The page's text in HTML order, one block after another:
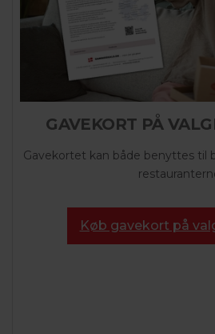
GAVEKORT PÅ
Gavekortet kan både benyttes til
Køb gavekort på